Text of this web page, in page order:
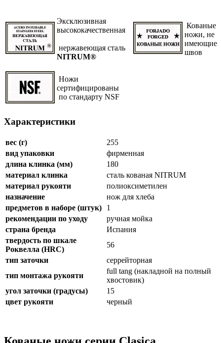
Эксклюзивная
высококачественная
нержавеющая сталь
NITRUM®
Кованые
ножи, не
имеющие
швов
Ножи
сертифицированы
по стандарту NSF
Характеристики
вес (г)
255
вид упаковки
фирменная
длина клинка (мм)
180
материал клинка
сталь кованая NITRUM
материал рукояти
полиоксиметилен
назначение
нож для хлеба
предметов в наборе (штук)
1
рекомендации по уходу
ручная мойка
страна бренда
Испания
твердость по шкале
Роквелла (HRC)
56
тип заточки
серрейторная
тип монтажа рукояти
full tang (накладной на полный
хвостовик)
угол заточки (градусы)
15
цвет рукояти
черный